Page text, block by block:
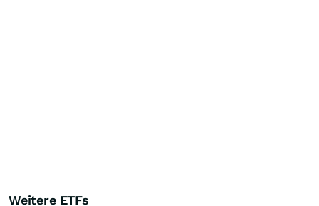
Weitere ETFs